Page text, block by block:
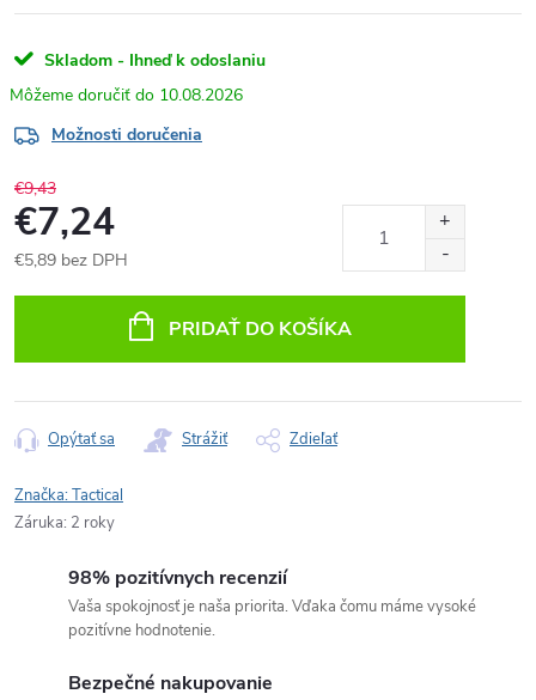
Skladom - Ihneď k odoslaniu
10.08.2026
Možnosti doručenia
€9,43
€7,24
€5,89 bez DPH
PRIDAŤ DO KOŠÍKA
Opýtať sa Strážiť Zdieľať
Značka:Tactical
Záruka: 2 roky
98% pozitívnych recenzií
Vaša spokojnosť je naša priorita. Vďaka čomu máme vysoké
pozitívne hodnotenie.
Bezpečné nakupovanie